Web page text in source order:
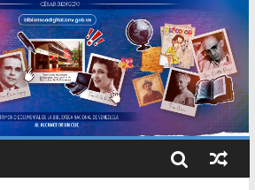
de Venezuela año CXXXIII Mes V,
2006 N° 38.394
de Modesta Bor